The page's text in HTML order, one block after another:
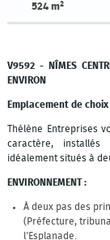
524 m²
V9592 - NÎMES
ENVIRON
Emplacement de
Thélène Entreprises
caractère,
idéalement situés à
ENVIRONNEMENT :
À deux pas des
(Préfecture,
l'Esplanade.